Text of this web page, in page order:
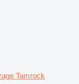
Tamrock